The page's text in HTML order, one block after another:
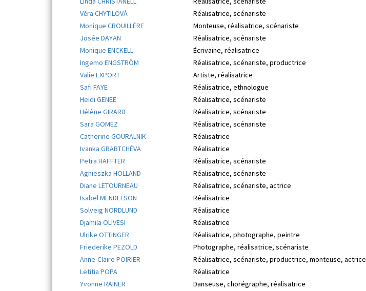
Věra CHYTILOVÁ
Réalisatrice, scénariste
Monique CROUILLÈRE
Monteuse, réalisatrice, scénariste
Josée DAYAN
Réalisatrice, scénariste
Monique ENCKELL
Écrivaine, réalisatrice
Ingemo ENGSTRÖM
Réalisatrice, scénariste, productrice
Valie EXPORT
Artiste, réalisatrice
Safi FAYE
Réalisatrice, ethnologue
Heidi GENEE
Réalisatrice, scénariste
Hélène GIRARD
Réalisatrice, scénariste
Sara GOMEZ
Réalisatrice, scénariste
Catherine GOURALNIK
Réalisatrice
Ivanka GRABTCHÉVA
Réalisatrice
Petra HAFFTER
Réalisatrice, scénariste
Agnieszka HOLLAND
Réalisatrice, scénariste
Diane LETOURNEAU
Réalisatrice, scénariste, actrice
Isabel MENDELSON
Réalisatrice
Solveig NORDLUND
Réalisatrice
Djamila OLIVESI
Réalisatrice
Ulrike OTTINGER
Réalisatrice, photographe, peintre
Friederike PEZOLD
Photographe, réalisatrice, scénariste
Anne-Claire POIRIER
Réalisatrice, scénariste, productrice, monteuse, actrice
Letitia POPA
Réalisatrice
Yvonne RAINER
Danseuse, chorégraphe, réalisatrice